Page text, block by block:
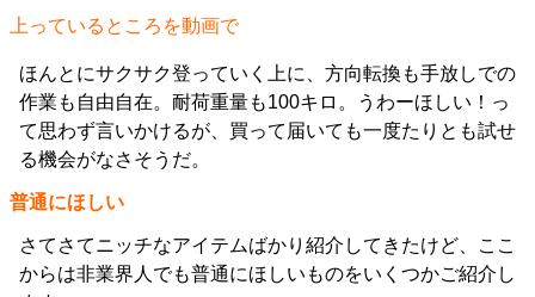
上っているところを動画で
ほんとにサクサク登っていく上に、方向転換も手放しでの
作業も自由自在。耐荷重量も100キロ。うわーほしい！っ
て思わず言いかけるが、買って届いても一度たりとも試せ
る機会がなさそうだ。
普通にほしい
さてさてニッチなアイテムばかり紹介してきたけど、ここ
からは非業界人でも普通にほしいものをいくつかご紹介し